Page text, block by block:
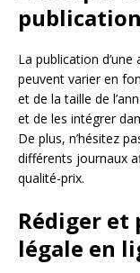
publication
La publication
peuvent varier en
et de la taille de
et de les intégrer
De plus, n’hésitez
différents journaux
qualité-prix.
Rédiger et
légale en